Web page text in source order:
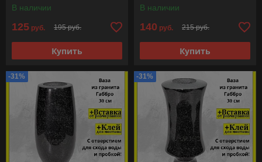
В наличии
125 руб. 195 руб.
Купить
В наличии
140 руб. 215 руб.
Купить
-31% -31%